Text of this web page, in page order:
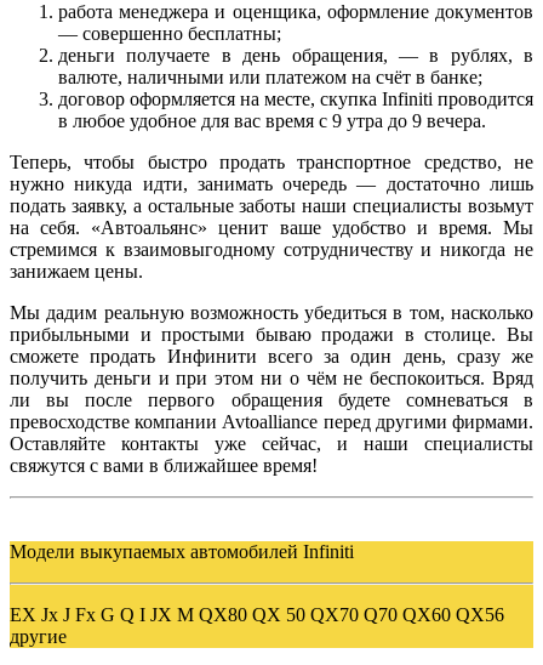
работа менеджера и оценщика, оформление документов
— совершенно бесплатны;
деньги получаете в день обращения, — в рублях, в
валюте, наличными или платежом на счёт в банке;
договор оформляется на месте, скупка Infiniti проводится
в любое удобное для вас время с 9 утра до 9 вечера.
Теперь, чтобы быстро продать транспортное средство, не
нужно никуда идти, занимать очередь — достаточно лишь
подать заявку, а остальные заботы наши специалисты возьмут
на себя. «Автоальянс» ценит ваше удобство и время. Мы
стремимся к взаимовыгодному сотрудничеству и никогда не
занижаем цены.
Мы дадим реальную возможность убедиться в том, насколько
прибыльными и простыми бываю продажи в столице. Вы
сможете продать Инфинити всего за один день, сразу же
получить деньги и при этом ни о чём не беспокоиться. Вряд
ли вы после первого обращения будете сомневаться в
превосходстве компании Avtoalliance перед другими фирмами.
Оставляйте контакты уже сейчас, и наши специалисты
свяжутся с вами в ближайшее время!
Модели выкупаемых автомобилей Infiniti
EX Jx J Fx G Q I JX M QX80 QX 50 QX70 Q70 QX60 QX56
другие